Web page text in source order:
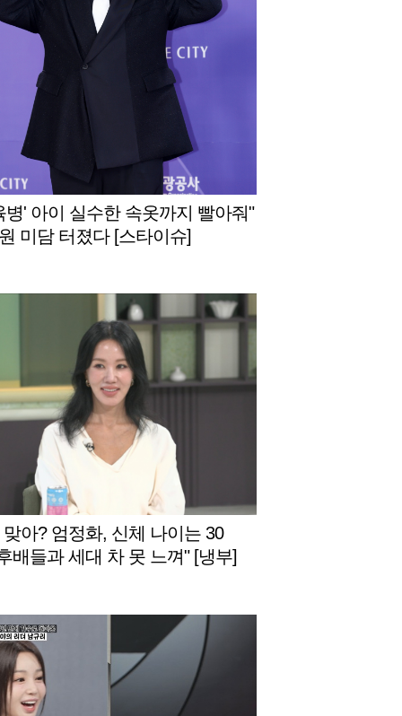
병' 아이 실수한 속옷까지 빨아줘"
미담 터졌다 [스타이슈]
아? 엄정화, 신체 나이는 30
배들과 세대 차 못 느껴" [냉부]